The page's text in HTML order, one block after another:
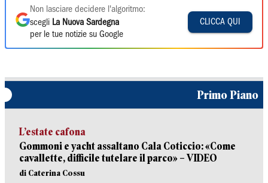
Non lasciare decidere l'algoritmo:
scegli La Nuova Sardegna
per le tue notizie su Google
CLICCA QUI
Primo Piano
L’estate cafona
Gommoni e yacht assaltano Cala Coticcio: «Come
cavallette, difficile tutelare il parco» – VIDEO
di Caterina Cossu